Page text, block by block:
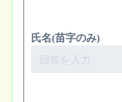
氏名(苗字のみ)